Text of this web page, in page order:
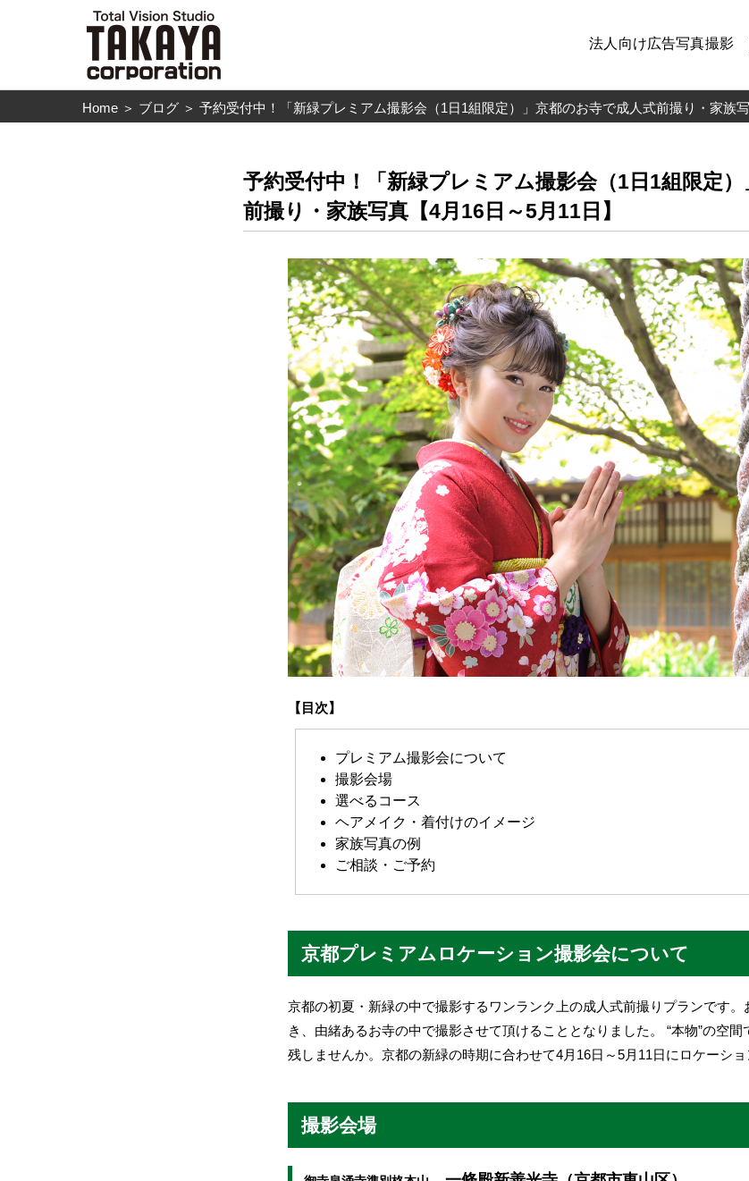
法人向け広告写真撮影
Home ＞ ブログ ＞ 予約受付中！「新緑プレミアム撮影会（1日1組限定）」京都のお寺で成人式前撮り・家族写
予約受付中！「新緑プレミアム撮影会（1日1組限定
前撮り・家族写真【4月16日～5月11日】
【目次】
プレミアム撮影会について
撮影会場
選べるコース
ヘアメイク・着付けのイメージ
家族写真の例
ご相談・ご予約
京都プレミアムロケーション撮影会について
京都の初夏・新緑の中で撮影するワンランク上の成人式前撮りプランです
き、由緒あるお寺の中で撮影させて頂けることとなりました。 “本物”の空
残しませんか。京都の新緑の時期に合わせて4月16日～5月11日にロケーショ
撮影会場